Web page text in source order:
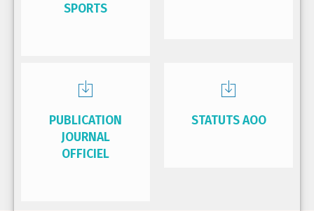
SPORTS
PUBLICATION
JOURNAL
OFFICIEL
STATUTS AOO